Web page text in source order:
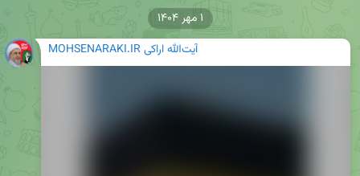
MOHSENARAKI.IR آیت‌الله اراکی
۱ مهر ۱۴۰۴